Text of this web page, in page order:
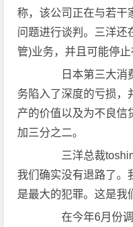
称，该公司正在与若干
问题进行谈判。三洋还
管)业务，并且可能停
日本第三大消费
务陷入了深度的亏损，
产的价值以及为不良信
加三分之二。
三洋总裁
我们确实没有退路了。
是最大的犯罪。这是我
在今年6月份调